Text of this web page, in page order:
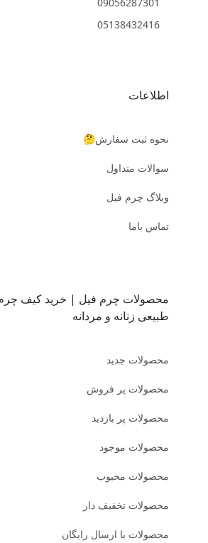
09056287301
05138432416
اطلاعات
نحوه ثبت سفارش🤔
سوالات متداول
وبلاگ چرم فیل
تماس باما
محصولات چرم فیل | خرید کیف
طبیعی زنانه و مردانه
محصولات جدید
محصولات پر فروش
محصولات پر بازدید
محصولات موجود
محصولات محبوب
محصولات تخفیف دار
محصولات با ارسال رایگان